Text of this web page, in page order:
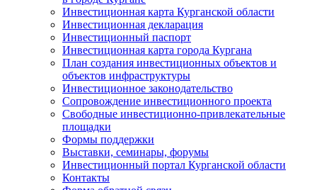
Инвестиционная карта Курганской области
Инвестиционная декларация
Инвестиционный паспорт
Инвестиционная карта города Кургана
План создания инвестиционных объектов и
объектов инфраструктуры
Инвестиционное законодательство
Сопровождение инвестиционного проекта
Свободные инвестиционно-привлекательные
площадки
Формы поддержки
Выставки, семинары, форумы
Инвестиционный портал Курганской области
Контакты